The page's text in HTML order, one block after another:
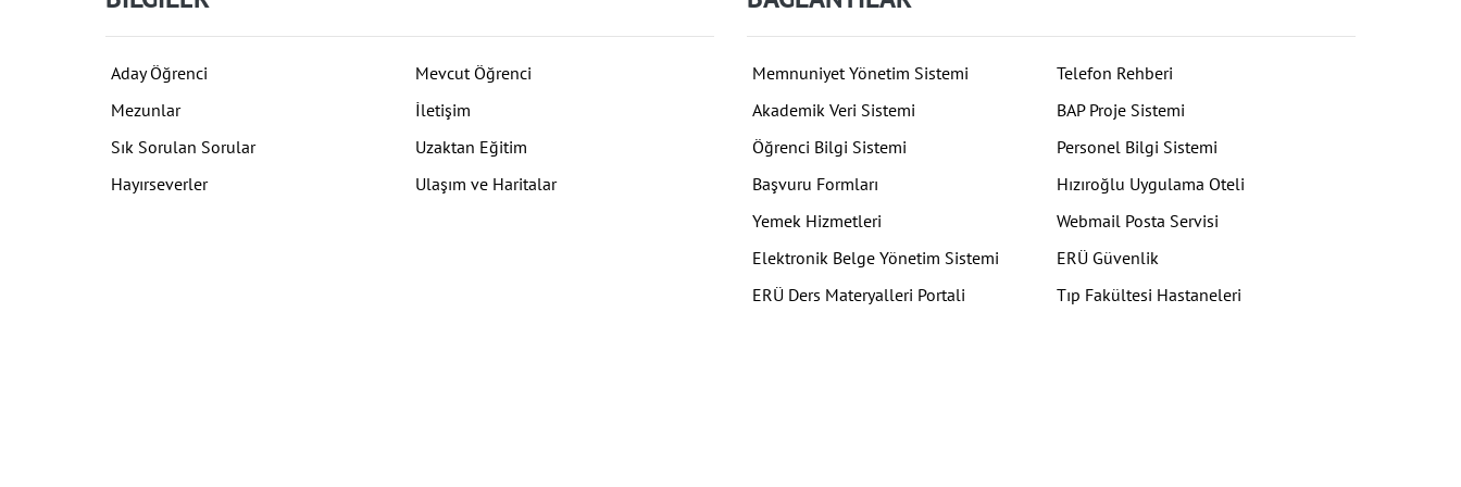
Aday Öğrenci
Mevcut Öğrenci
Mezunlar
İletişim
Sık Sorulan Sorular
Uzaktan Eğitim
Hayırseverler
Ulaşım ve Haritalar
Memnuniyet Yönetim Sistemi
Telefon Rehberi
Akademik Veri Sistemi
BAP Proje Sistemi
Öğrenci Bilgi Sistemi
Personel Bilgi Sistemi
Başvuru Formları
Hızıroğlu Uygulama Oteli
Yemek Hizmetleri
Webmail Posta Servisi
Elektronik Belge Yönetim Sistemi
ERÜ Güvenlik
ERÜ Ders Materyalleri Portali
Tıp Fakültesi Hastaneleri